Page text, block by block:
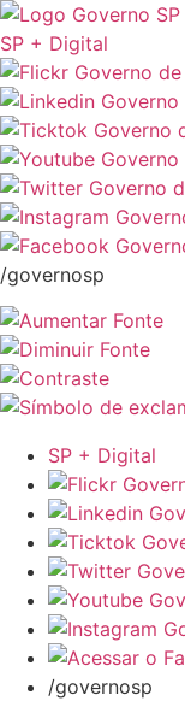
SP + Digital
/governosp
SP + Digital
/governosp